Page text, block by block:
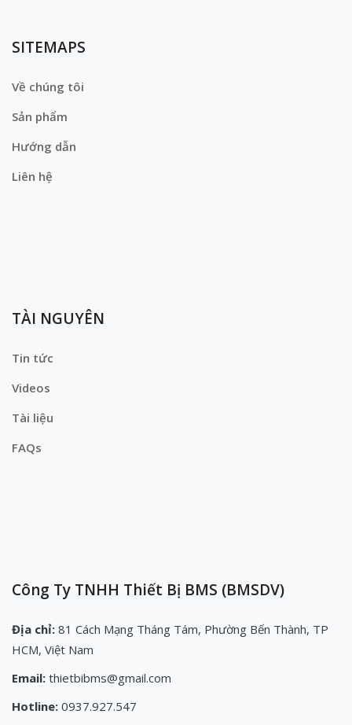
SITEMAPS
Về chúng tôi
Sản phẩm
Hướng dẫn
Liên hệ
TÀI NGUYÊN
Tin tức
Videos
Tài liệu
FAQs
Công Ty TNHH Thiết Bị BMS (BMSDV)
Địa chỉ: 81 Cách Mạng Tháng Tám, Phường Bến Thành, TP
HCM, Việt Nam
Email: thietbibms@gmail.com
Hotline: 0937.927.547